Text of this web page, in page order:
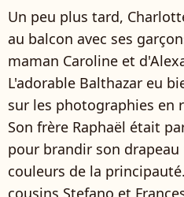
Un peu plus tard,
au balcon avec ses
maman Caroline et
L'adorable Balthazar eu
sur les photographies en
Son frère Raphaël était
pour brandir son
couleurs de la
cousins Stefano et